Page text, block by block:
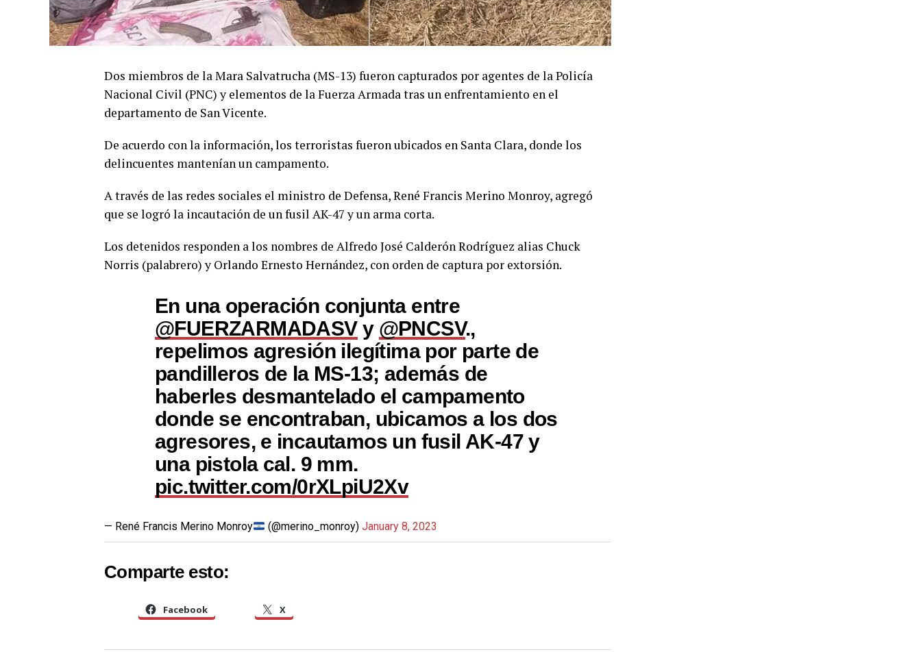
Dos miembros de la Mara Salvatrucha (MS-13) fueron capturados por agentes de la Policía
Nacional Civil (PNC) y elementos de la Fuerza Armada tras un enfrentamiento en el
departamento de San Vicente.
De acuerdo con la información, los terroristas fueron ubicados en Santa Clara, donde los
delincuentes mantenían un campamento.
A través de las redes sociales el ministro de Defensa, René Francis Merino Monroy, agregó
que se logró la incautación de un fusil AK-47 y un arma corta.
Los detenidos responden a los nombres de Alfredo José Calderón Rodríguez alias Chuck
Norris (palabrero) y Orlando Ernesto Hernández, con orden de captura por extorsión.
En una operación conjunta entre
@FUERZARMADASVy @PNCSV.,
repelimos agresión ilegítima por parte de
pandilleros de la MS-13; además de
haberles desmantelado el campamento
donde se encontraban, ubicamos a los dos
agresores, e incautamos un fusil AK-47 y
una pistola cal. 9 mm.
pic.twitter.com/0rXLpiU2Xv
— René Francis Merino Monroy (@merino_monroy)January 8, 2023
Comparte esto:
Facebook X